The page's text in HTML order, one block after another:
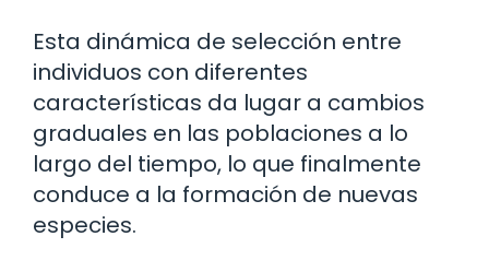
Esta dinámica de selección entre
individuos con diferentes
características da lugar a cambios
graduales en las poblaciones a lo
largo del tiempo, lo que finalmente
conduce a la formación de nuevas
especies.